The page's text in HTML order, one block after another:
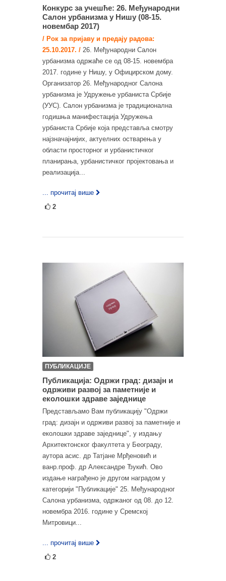
Конкурс за учешће: 26. Међународни
Салон урбанизма у Нишу (08-15.
новембар 2017)
/ Рoк за приjaву и предају рaдoвa:
25.10.2017. / 26. Међународни Салон
урбанизма одржаће се од 08-15. новембра
2017. године у Нишу, у Официрском дому.
Организатор 26. Међународног Салона
урбанизма је Удружење урбаниста Србије
(УУС). Салон урбанизма је традиционална
годишња манифестација Удружења
урбаниста Србије која представља смотру
најзначајнијих, актуелних остварења у
области просторног и урбанистичког
планирања, урбанистичког пројектовања и
реализација...
... прочитај више
2
ПУБЛИКАЦИЈЕ
Публикација: Одржи град: дизајн и
одрживи развој за паметније и
еколошки здраве заједнице
Представљамо Вам публикацију "Одржи
град: дизајн и одрживи развој за паметније и
еколошки здраве заједнице", у издању
Архитектонског факултета у Београду,
аутора асис. др Татјане Мрђеновић и
ванр.проф. др Александре Ђукић. Ово
издање награђено је другом наградом у
категорији "Публикације" 25. Међународног
Салона урбанизма, одржаног од 08. до 12.
новембра 2016. године у Сремској
Митровици...
... прочитај више
2